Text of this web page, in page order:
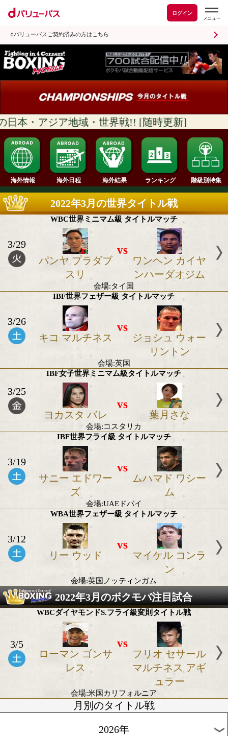
ログイン
dバリューパスご契約済みの方はこちら
本・アジア地域・世界戦!! [随時更新]
海外日程 海外結果 ランキング
2022年3月の世界タイトル戦
WBC世界ミニマム級 タイトルマッチ
3/29
パンヤ プラダブ
スリ
vs
ワンヘン カ
ンハーダオ
会場:タイ国
IBF世界フェザー級 タイトルマッチ
3/26
キコ マルチネス
ジョシュ ウ
リントン
会場:英国
IBF女子世界ミニマム級タイトルマッチ
3/25
ヨカスタ バレ
vs
葉月さな
会場:コスタリカ
IBF世界フライ級 タイトルマッチ
3/19
サニー エドワー
ズ
vs
ムハマド
ム
会場:UAEドバイ
WBA世界フェザー級 タイトルマッチ
3/12
リー ウッド
vs
マイケル コ
会場:英国ノッティンガム